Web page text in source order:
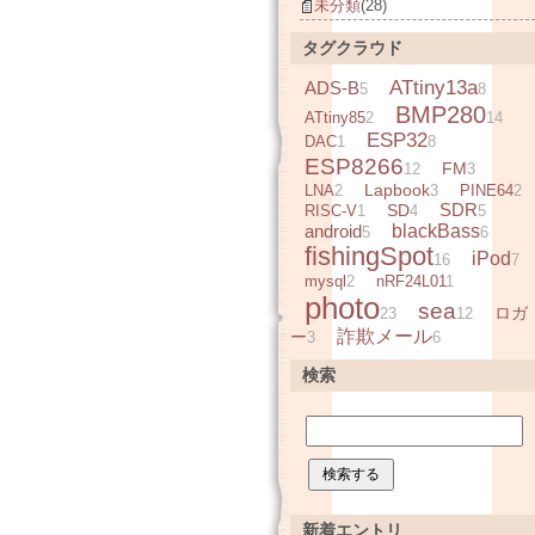
未分類(28)
タグクラウド
ADS-B5 ATtiny13a8
ATtiny852 BMP28014
DAC1 ESP328
ESP826612 FM3
LNA2 Lapbook3 PINE642
RISC-V1 SD4 SDR5
android5 blackBass6
fishingSpot16 iPod7
mysql 2 nRF24L011
photo23 sea12
ロガ
ー3 詐欺メール6
検索
新着エントリ